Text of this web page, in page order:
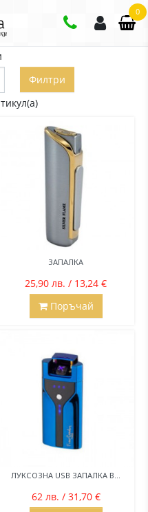
0
Филтри
ЗАПАЛКА
25,90 лв. / 13,24 €
Поръчай
ЛУКСОЗНА USB ЗАПАЛКА В...
62 лв. / 31,70 €